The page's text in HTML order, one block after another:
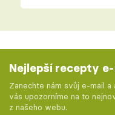
Nejlepší recepty
Zanechte nám svůj e-mail a
vás upozorníme na to
z našeho webu.